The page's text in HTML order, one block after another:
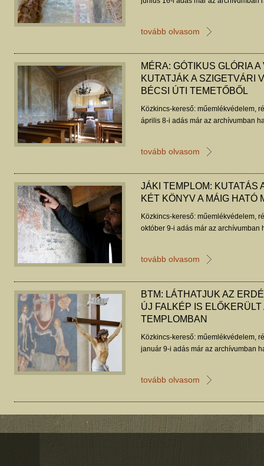
tovább olvasom
MÉRA: GÓTIKUS GLÓRIA A
KUTATJÁK A SZIGETVÁRI
BÉCSI ÚTI TEMETŐBŐL
Közkincs-kereső: műemlékvédelem,
április 8-i adás már az archívumban
tovább olvasom
JÁKI TEMPLOM: KUTATÁS
KÉT KÖNYV A MÁIG HATÓ
Közkincs-kereső: műemlékvédelem,
október 9-i adás már az archívumban
tovább olvasom
BTM: LÁTHATJUK AZ
ÚJ FALKÉP IS ELŐKERÜLT
TEMPLOMBAN
Közkincs-kereső: műemlékvédelem,
január 9-i adás már az archívumban
tovább olvasom